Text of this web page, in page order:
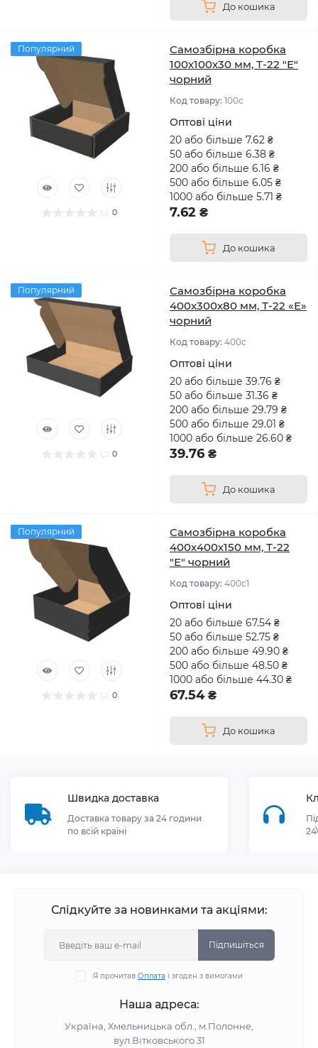
До кошика
Популярний
0
Самозбірна коробка
100х100х30 мм, Т-22 "Е"
чорний
Код товару: 100с
Оптові ціни
20 або більше 7.62 ₴
50 або більше 6.38 ₴
200 або більше 6.16 ₴
500 або більше 6.05 ₴
1000 або більше 5.71 ₴
7.62 ₴
До кошика
Популярний
0
Самозбірна коробка
400х300х80 мм, Т-22 «Е»
чорний
Код товару: 400с
Оптові ціни
20 або більше 39.76 ₴
50 або більше 31.36 ₴
200 або більше 29.79 ₴
500 або більше 29.01 ₴
1000 або більше 26.60 ₴
39.76 ₴
До кошика
Популярний
0
Самозбірна коробка
400х400х150 мм, Т-22
"Е" чорний
Код товару: 400с1
Оптові ціни
20 або більше 67.54 ₴
50 або більше 52.75 ₴
200 або більше 49.90 ₴
500 або більше 48.50 ₴
1000 або більше 44.30 ₴
67.54 ₴
До кошика
Швидка доставка
Доставка товару за 24 години
по всій країні
Слідкуйте за новинками та акціями:
Підпишіться
Я прочитав Оплата і згоден з вимогами
Наша адреса:
Україна, Хмельницька обл., м.Полонне,
вул.Вітковського 31